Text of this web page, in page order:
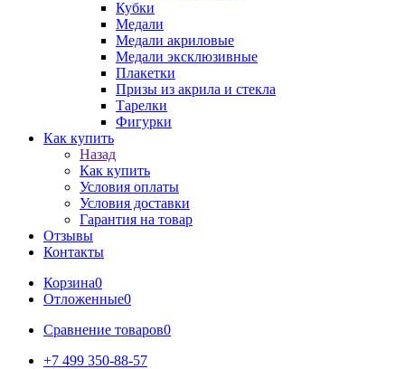
Кубки
Медали
Медали акриловые
Медали эксклюзивные
Плакетки
Призы из акрила и стекла
Тарелки
Фигурки
Как купить
Назад
Как купить
Условия оплаты
Условия доставки
Гарантия на товар
Отзывы
Контакты
Корзина0
Отложенные0
Сравнение товаров0
+7 499 350-88-57